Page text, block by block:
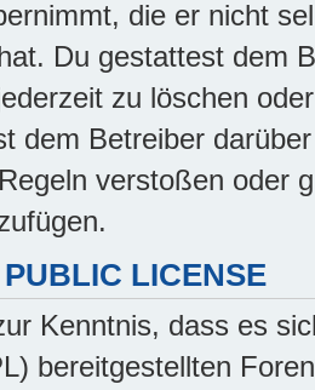
die er nicht
Du gestattest dem
zu löschen
dem Betreiber
verstoßen oder
LICENSE
Kenntnis, dass es
bereitgestellten